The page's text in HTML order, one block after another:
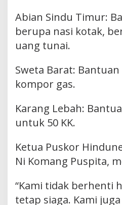
Abian Sindu Timur:
berupa nasi kotak,
uang tunai.
Sweta Barat:
kompor gas.
Karang Lebah:
untuk 50 KK.
Ketua Puskor
Ni Komang Puspita,
“Kami tidak berhenti
tetap siaga. Kami